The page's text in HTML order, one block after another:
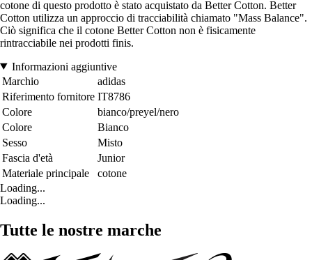
cotone di questo prodotto è stato acquistato da Better Cotton. Better
Cotton utilizza un approccio di tracciabilità chiamato "Mass Balance".
Ciò significa che il cotone Better Cotton non è fisicamente
rintracciabile nei prodotti finis.
Informazioni aggiuntive
Marchio
adidas
Riferimento fornitore IT8786
Colore
bianco/preyel/nero
Colore
Bianco
Sesso
Misto
Fascia d'età
Junior
Materiale principale
cotone
Loading...
Loading...
Tutte le nostre marche